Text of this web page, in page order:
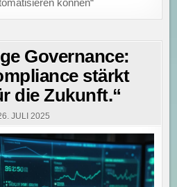
können“
Governance:
stärkt
die Zukunft.“
JULI 2025